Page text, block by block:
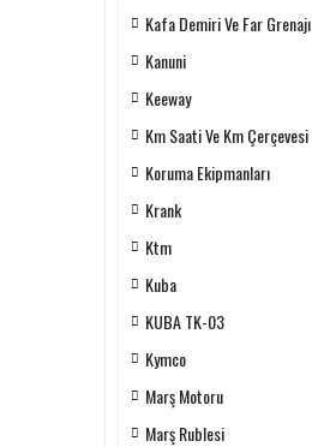
Kafa Demiri Ve Far Grenajı
Kanuni
Keeway
Km Saati Ve Km Çerçevesi
Koruma Ekipmanları
Krank
Ktm
Kuba
KUBA TK-03
Kymco
Marş Motoru
Marş Rublesi